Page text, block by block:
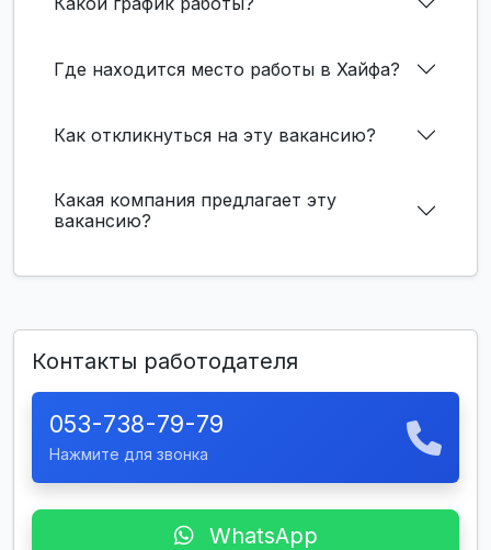
Где находится место работы в Хайфа?
Как откликнуться на эту вакансию?
Какая компания предлагает эту
вакансию?
Контакты работодателя
053-738-79-79
Нажмите для звонка
WhatsApp